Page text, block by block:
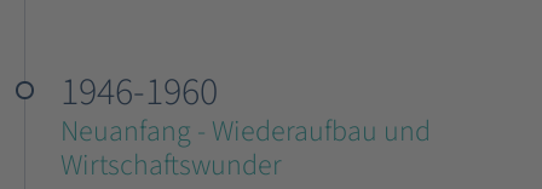
1946-1960
Neuanfang - Wiederaufbau und
Wirtschaftswunder